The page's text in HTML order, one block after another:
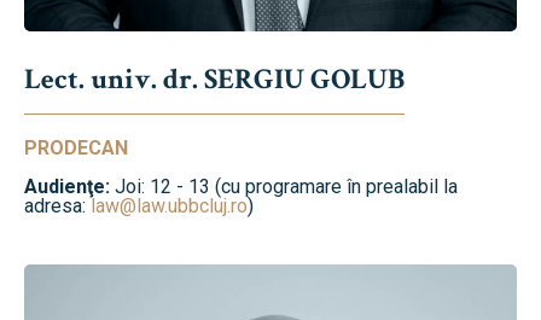
Lect. univ. dr. SERGIU GOLUB
PRODECAN
Audienţe: Joi: 12 - 13 (cu programare în prealabil la
adresa:law@law.ubbcluj.ro)